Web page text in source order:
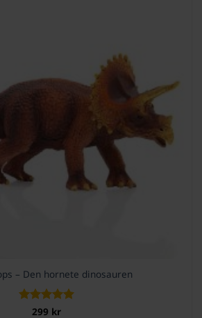
– Den hornete dinosauren
Vurdert5
299 kr